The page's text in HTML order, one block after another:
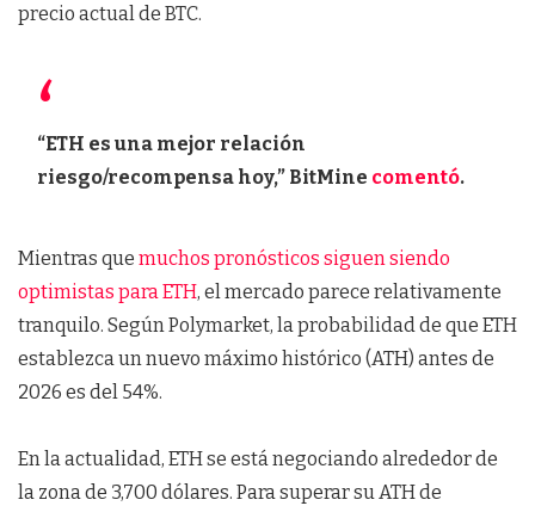
precio actual de BTC.
“ETH es una mejor relación
riesgo/recompensa hoy,” BitMine comentó.
Mientras que muchos pronósticos siguen siendo
optimistas para ETH, el mercado parece relativamente
tranquilo. Según Polymarket, la probabilidad de que ETH
establezca un nuevo máximo histórico (ATH) antes de
2026 es del 54%.
En la actualidad, ETH se está negociando alrededor de
la zona de 3,700 dólares. Para superar su ATH de